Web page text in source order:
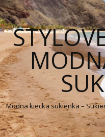
Modna kiecka sukienka –